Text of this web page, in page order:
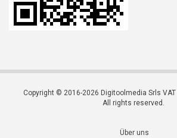
Copyright © 2016-2026 Digitoolmedia Srls
All rights reserved.
Über uns